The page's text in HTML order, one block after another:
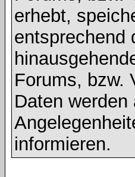
erhebt,
entsprechend
Forums, bzw.
Daten
informieren.